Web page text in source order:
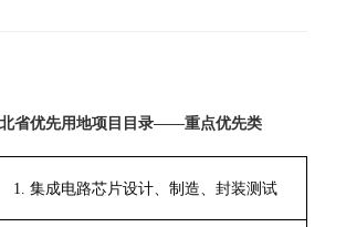
省优先用地项目目录——重点优先类
1. 集成电路芯片设计、制造、封装测试